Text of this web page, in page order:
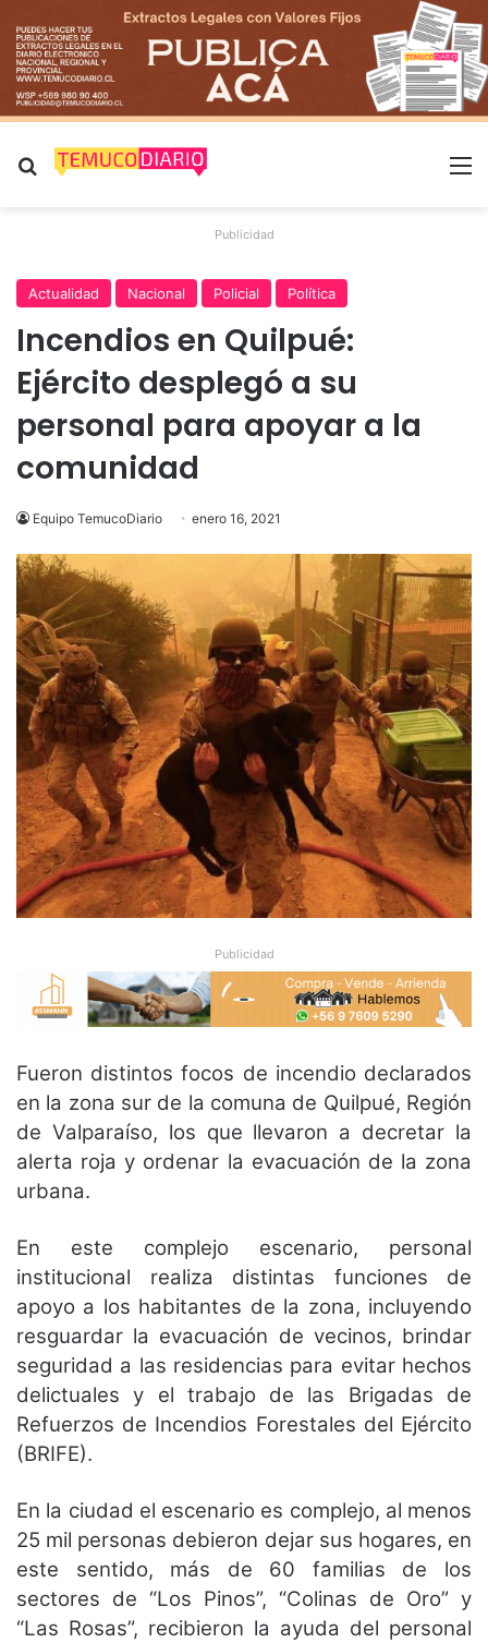
Buscar por
Publicidad
Actualidad Nacional Policial Política
Incendios en Quilpué:
Ejército desplegó a su
personal para apoyar a la
comunidad
Equipo TemucoDiario enero 16, 2021
Publicidad
Fueron distintos focos de incendio declarados
en la zona sur de la comuna de Quilpué, Región
de Valparaíso, los que llevaron a decretar la
alerta roja y ordenar la evacuación de la zona
urbana.
En este complejo escenario, personal
institucional realiza distintas funciones de
apoyo a los habitantes de la zona, incluyendo
resguardar la evacuación de vecinos, brindar
seguridad a las residencias para evitar hechos
delictuales y el trabajo de las Brigadas de
Refuerzos de Incendios Forestales del Ejército
(BRIFE).
En la ciudad el escenario es complejo, al menos
25 mil personas debieron dejar sus hogares, en
este sentido, más de 60 familias de los
sectores de “Los Pinos”, “Colinas de Oro” y
“Las Rosas”, recibieron la ayuda del personal